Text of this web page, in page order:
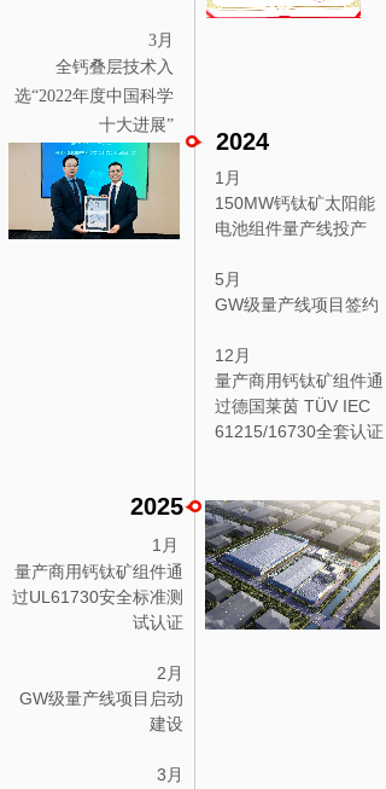
2024
3月
全钙叠层技术入
选“2022年度中国科学
十大进展”
2025
1月
150MW钙钛矿太阳能
电池组件量产线投产
5月
GW级量产线项目签约
12月
量产商用钙钛矿组件通
过德国莱茵 TÜV IEC
61215/16730全套认证
1月
量产商用钙钛矿组件通
过UL61730安全标准测
试认证
2月
GW级量产线项目启动
建设
3月